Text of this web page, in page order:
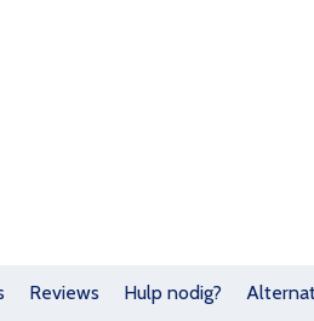
Reviews Hulp nodig?